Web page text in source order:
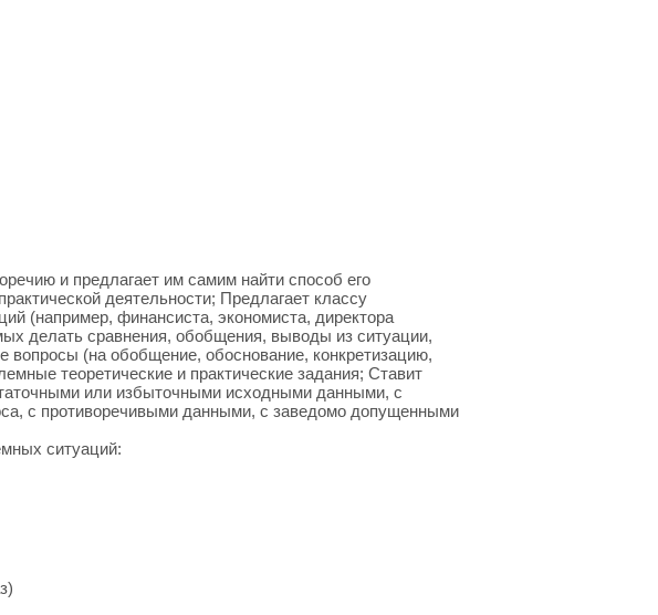
и предлагает им самим найти способ его
деятельности; Предлагает классу
(например, финансиста, экономиста, директора
делать сравнения, обобщения, выводы из ситуации,
вопросы (на обобщение, обоснование, конкретизацию,
теоретические и практические задания; Ставит
или избыточными исходными данными, с
с противоречивыми данными, с заведомо допущенными
ситуаций: